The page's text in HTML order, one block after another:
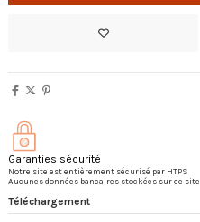
Garanties sécurité
Notre site est entièrement sécurisé par HTPS
Aucunes données bancaires stockées sur ce site
Téléchargement